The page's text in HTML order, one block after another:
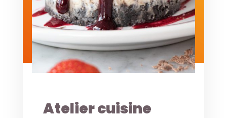
Atelier cuisine